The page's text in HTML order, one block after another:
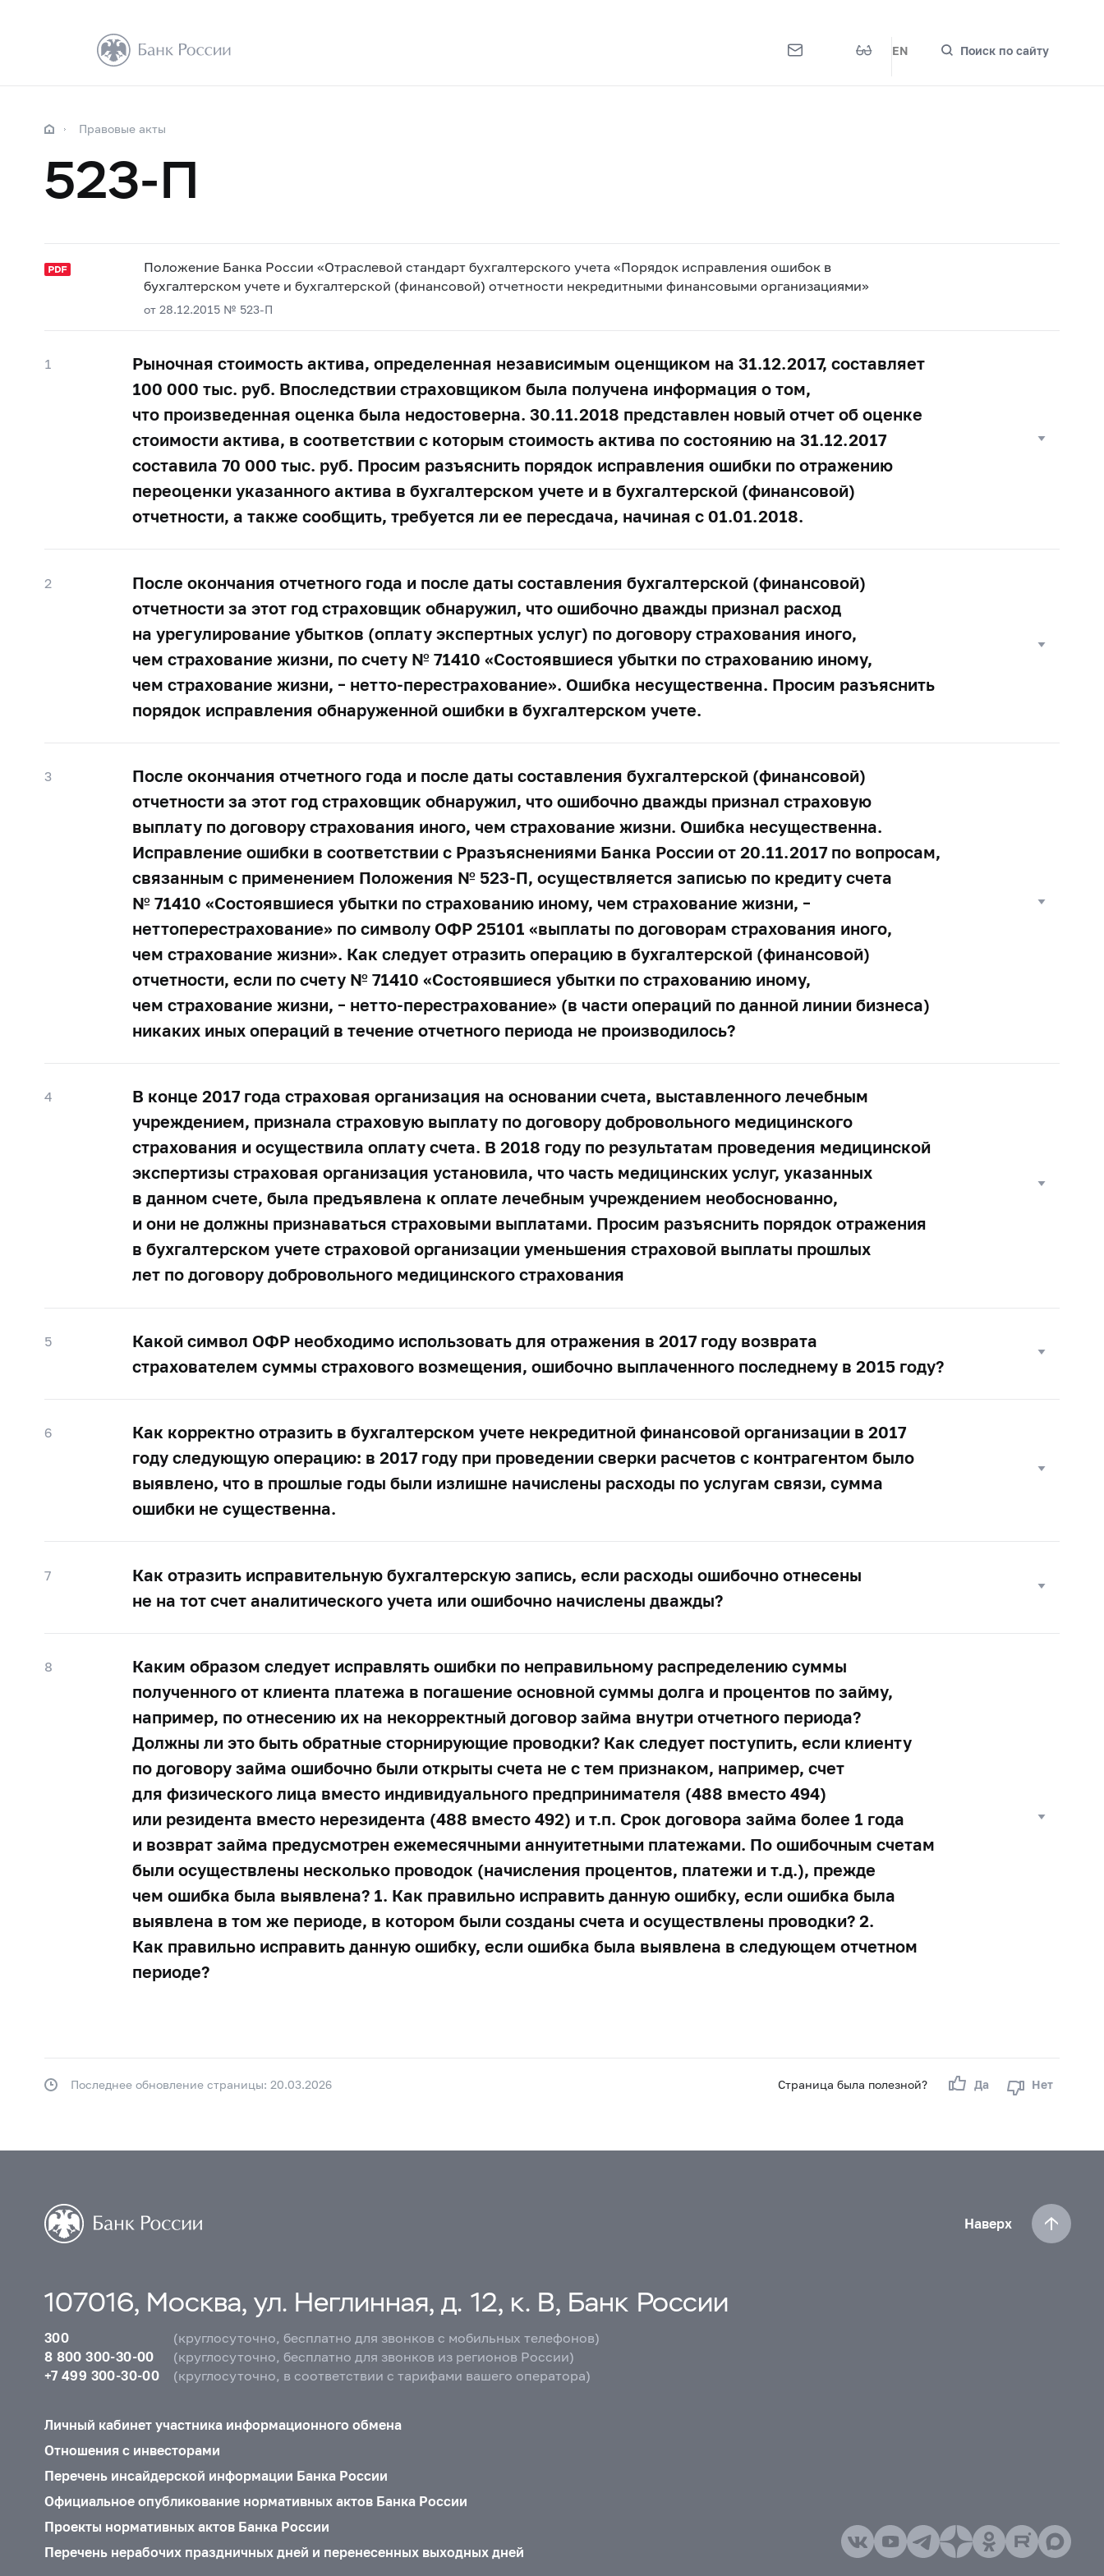
EN Поиск по сайту
Правовые акты
523-П
Положение Банка России «Отраслевой стандарт бухгалтерского учета «Порядок исправления ошибок в
бухгалтерском учете и бухгалтерской (финансовой) отчетности некредитными финансовыми организациями»
от 28.12.2015 № 523-П
1
Рыночная стоимость актива, определенная независимым оценщиком на 31.12.2017, составляет
100 000 тыс. руб. Впоследствии страховщиком была получена информация о том,
что произведенная оценка была недостоверна. 30.11.2018 представлен новый отчет об оценке
стоимости актива, в соответствии с которым стоимость актива по состоянию на 31.12.2017
составила 70 000 тыс. руб. Просим разъяснить порядок исправления ошибки по отражению
переоценки указанного актива в бухгалтерском учете и в бухгалтерской (финансовой)
отчетности, а также сообщить, требуется ли ее пересдача, начиная с 01.01.2018.
2
После окончания отчетного года и после даты составления бухгалтерской (финансовой)
отчетности за этот год страховщик обнаружил, что ошибочно дважды признал расход
на урегулирование убытков (оплату экспертных услуг) по договору страхования иного,
чем страхование жизни, по счету № 71410 «Состоявшиеся убытки по страхованию иному,
чем страхование жизни, – нетто-перестрахование». Ошибка несущественна. Просим разъяснить
порядок исправления обнаруженной ошибки в бухгалтерском учете.
3
После окончания отчетного года и после даты составления бухгалтерской (финансовой)
отчетности за этот год страховщик обнаружил, что ошибочно дважды признал страховую
выплату по договору страхования иного, чем страхование жизни. Ошибка несущественна.
Исправление ошибки в соответствии с Рразъяснениями Банка России от 20.11.2017 по вопросам,
связанным с применением Положения № 523-П, осуществляется записью по кредиту счета
№ 71410 «Состоявшиеся убытки по страхованию иному, чем страхование жизни, –
неттоперестрахование» по символу ОФР 25101 «выплаты по договорам страхования иного,
чем страхование жизни». Как следует отразить операцию в бухгалтерской (финансовой)
отчетности, если по счету № 71410 «Состоявшиеся убытки по страхованию иному,
чем страхование жизни, – нетто-перестрахование» (в части операций по данной линии бизнеса)
никаких иных операций в течение отчетного периода не производилось?
4
В конце 2017 года страховая организация на основании счета, выставленного лечебным
учреждением, признала страховую выплату по договору добровольного медицинского
страхования и осуществила оплату счета. В 2018 году по результатам проведения медицинской
экспертизы страховая организация установила, что часть медицинских услуг, указанных
в данном счете, была предъявлена к оплате лечебным учреждением необоснованно,
и они не должны признаваться страховыми выплатами. Просим разъяснить порядок отражения
в бухгалтерском учете страховой организации уменьшения страховой выплаты прошлых
лет по договору добровольного медицинского страхования
5
Какой символ ОФР необходимо использовать для отражения в 2017 году возврата
страхователем суммы страхового возмещения, ошибочно выплаченного последнему в 2015 году?
6
Как корректно отразить в бухгалтерском учете некредитной финансовой организации в 2017
году следующую операцию: в 2017 году при проведении сверки расчетов с контрагентом было
выявлено, что в прошлые годы были излишне начислены расходы по услугам связи, сумма
ошибки не существенна.
7
Как отразить исправительную бухгалтерскую запись, если расходы ошибочно отнесены
не на тот счет аналитического учета или ошибочно начислены дважды?
8
Каким образом следует исправлять ошибки по неправильному распределению суммы
полученного от клиента платежа в погашение основной суммы долга и процентов по займу,
например, по отнесению их на некорректный договор займа внутри отчетного периода?
Должны ли это быть обратные сторнирующие проводки? Как следует поступить, если клиенту
по договору займа ошибочно были открыты счета не с тем признаком, например, счет
для физического лица вместо индивидуального предпринимателя (488 вместо 494)
или резидента вместо нерезидента (488 вместо 492) и т.п. Срок договора займа более 1 года
и возврат займа предусмотрен ежемесячными аннуитетными платежами. По ошибочным счетам
были осуществлены несколько проводок (начисления процентов, платежи и т.д.), прежде
чем ошибка была выявлена? 1. Как правильно исправить данную ошибку, если ошибка была
выявлена в том же периоде, в котором были созданы счета и осуществлены проводки? 2.
Как правильно исправить данную ошибку, если ошибка была выявлена в следующем отчетном
периоде?
Страница была полезной? Да Нет
Последнее обновление страницы: 20.03.2026
Наверх
107016, Москва, ул. Неглинная, д. 12, к. В, Банк России
300
(круглосуточно, бесплатно для звонков с мобильных телефонов)
8 800 300-30-00
(круглосуточно, бесплатно для звонков из регионов России)
+7 499 300-30-00
(круглосуточно, в соответствии с тарифами вашего оператора)
Личный кабинет участника информационного обмена
Отношения с инвесторами
Перечень инсайдерской информации Банка России
Официальное опубликование нормативных актов Банка России
Проекты нормативных актов Банка России
Перечень нерабочих праздничных дней и перенесенных выходных дней